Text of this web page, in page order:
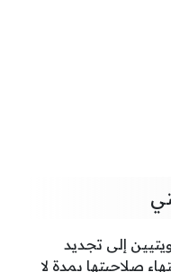
إلى تجديد
صلاحيتها بمدة لا